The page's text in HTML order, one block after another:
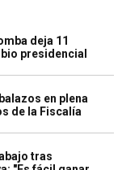
deja 11
presidencial
en plena
de la Fiscalía
tras